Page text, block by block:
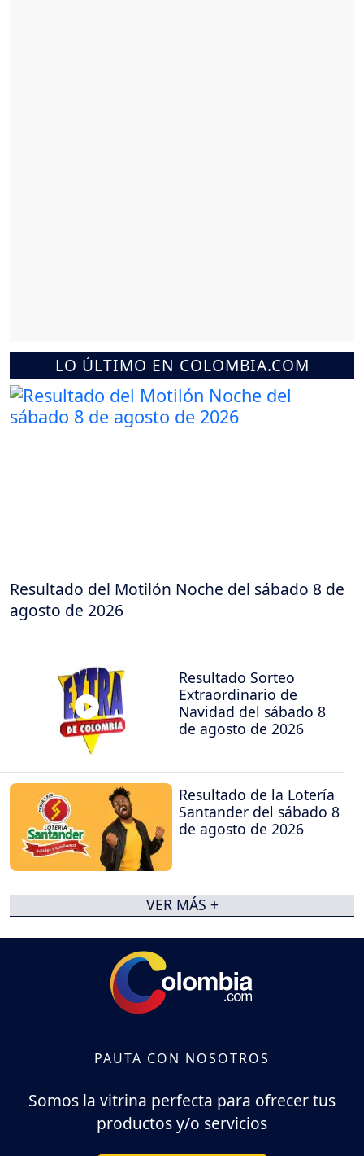
LO ÚLTIMO EN COLOMBIA.COM
Resultado del Motilón Noche del sábado 8 de
agosto de 2026
Resultado Sorteo
Extraordinario de
Navidad del sábado 8
de agosto de 2026
Resultado de la Lotería
Santander del sábado 8
de agosto de 2026
VER MÁS +
PAUTA CON NOSOTROS
Somos la vitrina perfecta para ofrecer tus
productos y/o servicios